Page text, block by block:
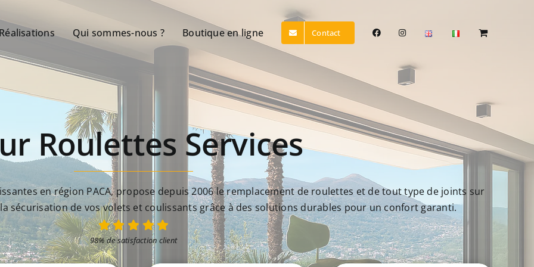
Qui sommes-nous ? Boutique en ligne Contact
Roulettes Services
en région PACA, propose depuis 2006 le remplacement de roulettes et de tout type de joints sur
sécurisation de vos volets et coulissants grâce à des solutions durables pour un confort garanti.
98% de satisfaction client